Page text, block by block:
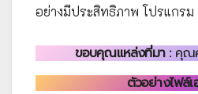
อย่างมีประสิทธิภาพ โปรแกรม
ขอบคุณแหล่งที่มา : คุณ
ตัวอย่างไฟล์เ